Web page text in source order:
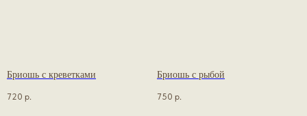
Бриошь с креветками
720 р.
Бриошь с рыбой
750 р.